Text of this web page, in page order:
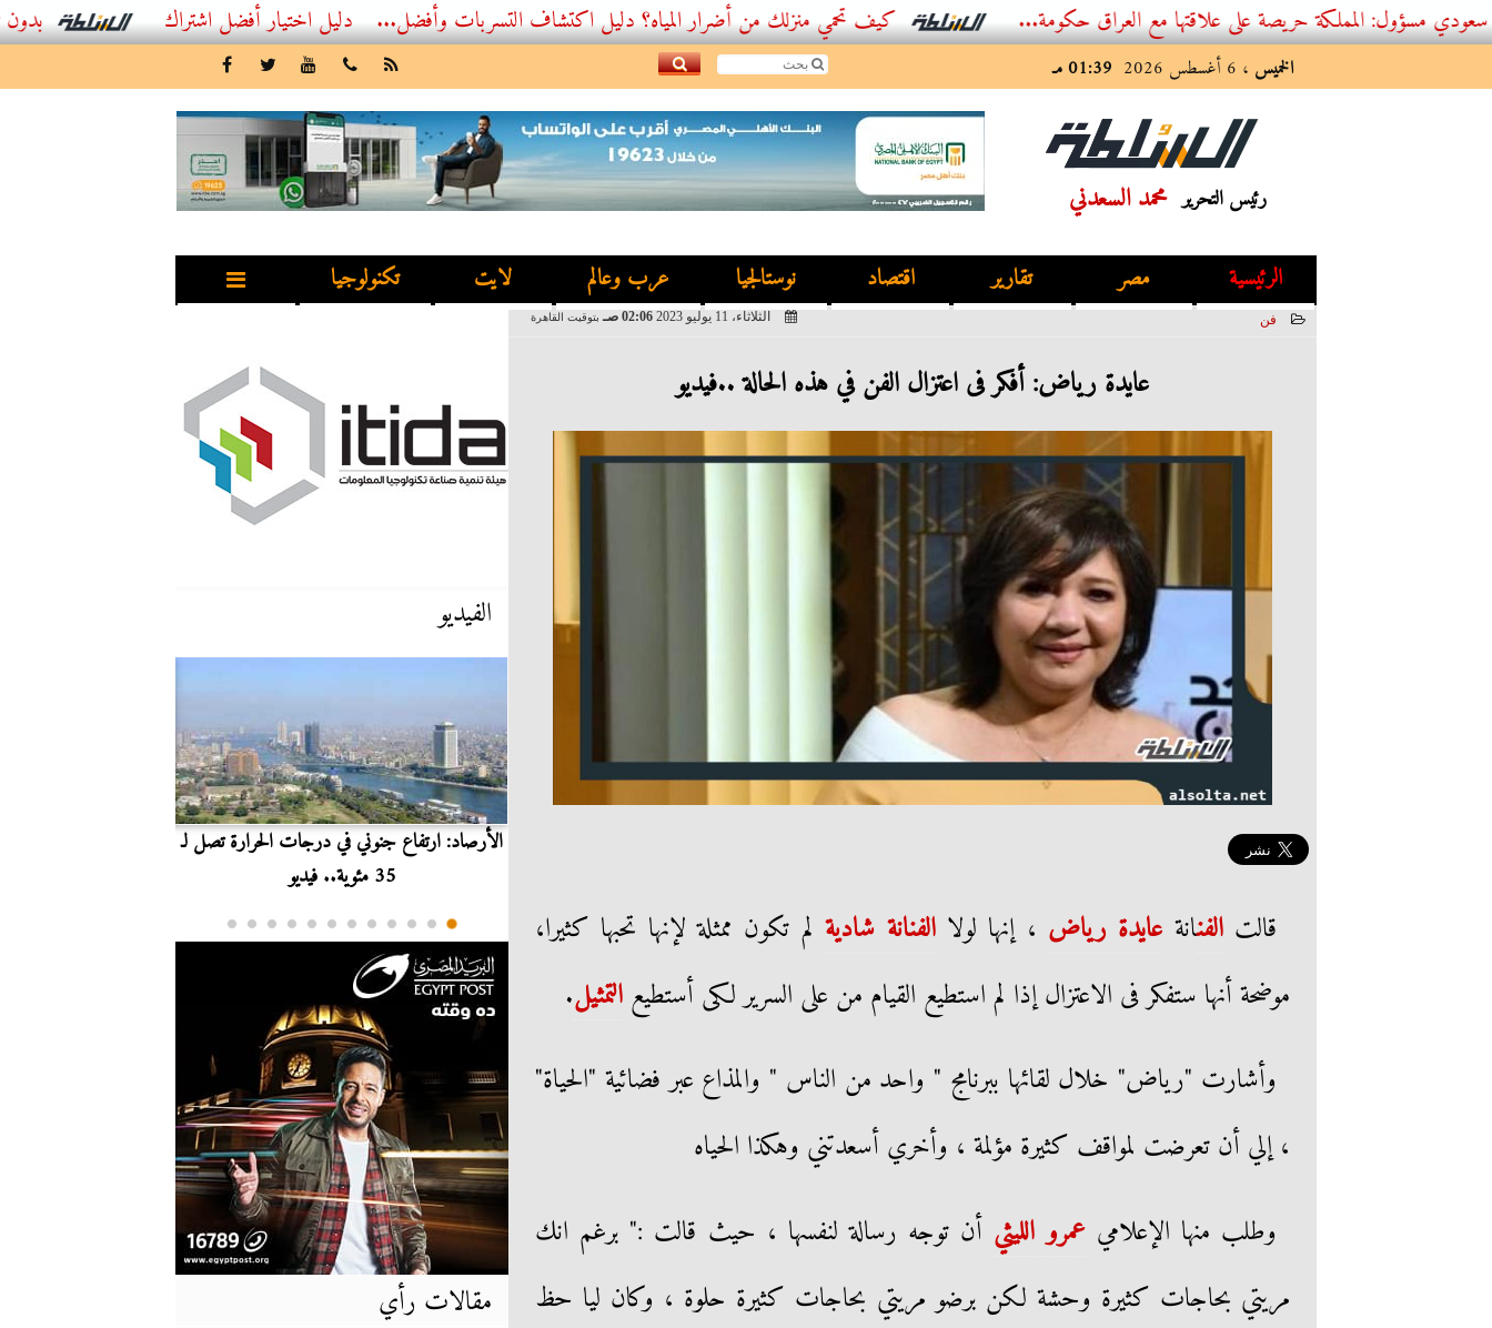
أفضل اشتراك IPTV بدون تقطيع 2026 – دليل المشاهد العصري المملكة حريصة على علاقتها مع العراق حكومة... كيف تحمي منزلك من أضرار المياه؟ دليل اكتشاف التسربات وأفضل...
الخميس ، 6 أغسطس 2026 01:39 مـ
رئيس التحرير محمد السعدني
الرئيسية مصر تقارير اقتصاد نوستالجيا عرب وعالم لايت تكنولوجيا
فن الثلاثاء، 11 يوليو 2023 02:06 صـ بتوقيت القاهرة
عايدة رياض: أفكر فى اعتزال الفن في هذه الحالة ..فيديو
قالتالفنانة عايدة رياض ، إنها لولاالفنانة شاديةلم تكون ممثلة لإنها تحبها كثيرا،
موضحة أنها ستفكر فى الاعتزال إذا لم استطيع القيام من على السرير لكى أستطيعالتمثيل.
وأشارت "رياض" خلال لقائها ببرنامج " واحد من الناس " والمذاع عبر فضائية "الحياة"
، إلي أن تعرضت لمواقف كثيرة مؤلمة ، وأخري أسعدتني وهكذا الحياه
وطلب منها الإعلاميعمرو الليثي أن توجه رسالة لنفسها ، حيث قالت :" برغم انك
مريتي بحاجات كثيرة وحشة لكن برضو مريتي بحاجات كثيرة حلوة ، وكان ليا حظ
الفيديو
الأرصاد: ارتفاع جنوني في درجات الحرارة تصل لـ
35 مئوية.. فيديو
مقالات رأي